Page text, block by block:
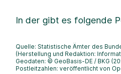
In der gibt es folgende
Quelle: Statistische Ämter des
(Herstellung und Redaktion:
Geodaten: © GeoBasis-DE / BKG
Postleitzahlen: veröffentlicht von